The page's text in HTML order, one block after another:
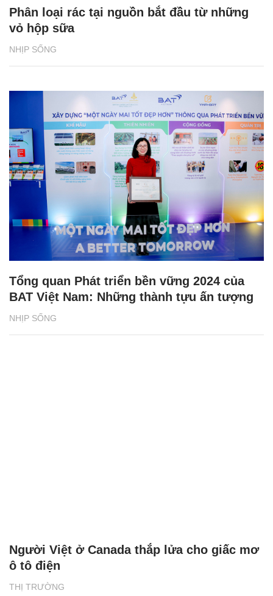
NHỊP SỐNG
Phân loại rác tại nguồn bắt đầu từ những
vỏ hộp sữa
NHỊP SỐNG
Tổng quan Phát triển bền vững 2024 của
BAT Việt Nam: Những thành tựu ấn tượng
THỊ TRƯỜNG
Người Việt ở Canada thắp lửa cho giấc mơ
ô tô điện